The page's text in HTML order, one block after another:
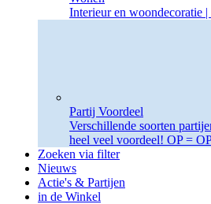
Interieur en woondecoratie |
Partij Voordeel
Verschillende soorten
heel veel voordeel! OP =
Zoeken via filter
Nieuws
Actie's & Partijen
in de Winkel